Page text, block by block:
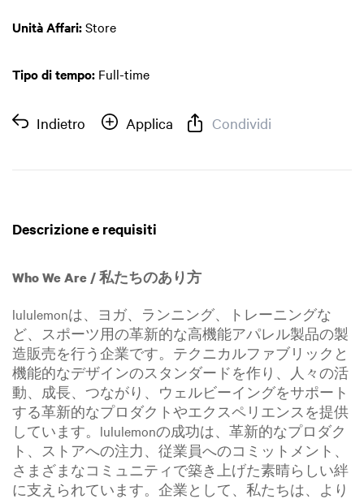
Unità Affari:Store
Tipo di tempo: Full-time
Indietro Applica Condividi
Descrizione e requisiti
Who We Are / 私たちのあり方
lululemonは、ヨガ、ランニング、トレーニングな
ど、スポーツ用の革新的な高機能アパレル製品の製
造販売を行う企業です。テクニカルファブリックと
機能的なデザインのスタンダードを作り、人々の活
動、成長、つながり、ウェルビーイングをサポート
する革新的なプロダクトやエクスペリエンスを提供
しています。lululemonの成功は、革新的なプロダク
ト、ストアへの注力、従業員へのコミットメント、
さまざまなコミュニティで築き上げた素晴らしい絆
に支えられています。企業として、私たちは、より